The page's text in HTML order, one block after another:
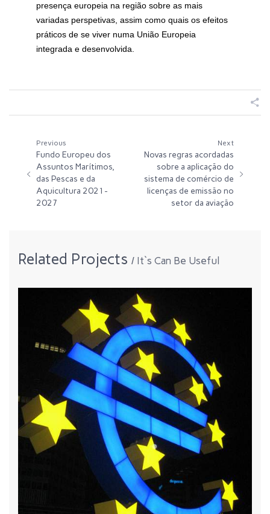
presença europeia na região sobre as mais
variadas perspetivas, assim como quais os efeitos
práticos de se viver numa União Europeia
integrada e desenvolvida.
Previous
Fundo Europeu dos
Assuntos Marítimos,
das Pescas e da
Aquicultura 2021-
2027
Next
Novas regras acordadas
sobre a aplicação do
sistema de comércio de
licenças de emissão no
setor da aviação
Related Projects It`s Can Be Useful